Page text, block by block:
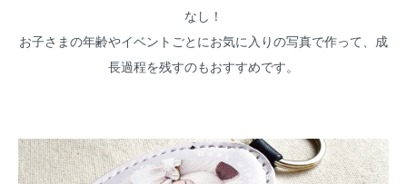
なし！
お子さまの年齢やイベントごとにお気に入りの写真で作って、成
長過程を残すのもおすすめです。